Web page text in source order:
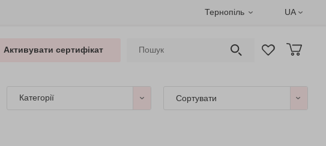
Тернопіль UA
Активувати сертифікат
Категорії Сортувати